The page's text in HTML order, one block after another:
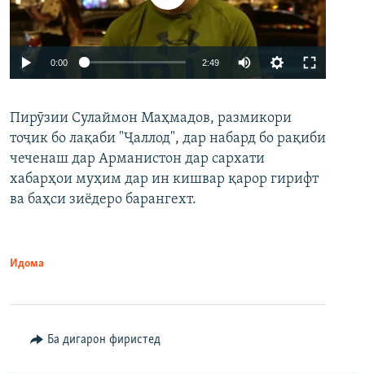
Auto 240p 360p 480p
720p 1080p
0:00 2:49
360p
480p
Пирӯзии Сулаймон Маҳмадов, размикори
тоҷик бо лақаби "Ҷаллод", дар набард бо рақиби
чеченаш дар Арманистон дар сархати
хабарҳои муҳим дар ин кишвар қарор гирифт
ва баҳси зиёдеро барангехт.
Идома
Ба дигарон фиристед